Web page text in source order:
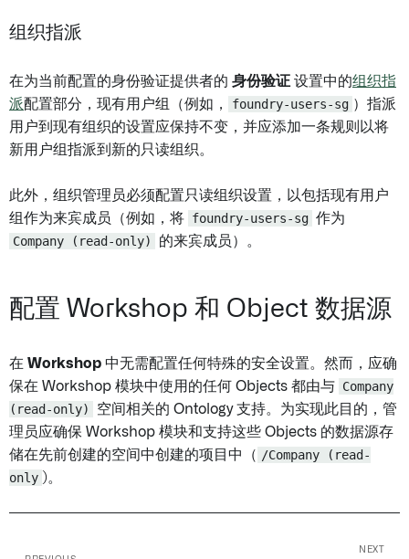
组织指派
在为当前配置的身份验证提供者的 身份验证 设置中的组织指
派配置部分，现有用户组（例如， foundry-users-sg ）指派
用户到现有组织的设置应保持不变，并应添加一条规则以将
新用户组指派到新的只读组织。
此外，组织管理员必须配置只读组织设置，以包括现有用户
组作为来宾成员（例如，将 foundry-users-sg 作为
Company (read-only)
的来宾成员）。
配置 Workshop 和 Object 数据源
在 Workshop 中无需配置任何特殊的安全设置。然而，应确
保在 Workshop 模块中使用的任何 Objects 都由与 Company
(read-only)
空间相关的 Ontology 支持。为实现此目的，管
理员应确保 Workshop 模块和支持这些 Objects 的数据源存
储在先前创建的空间中创建的项目中（ /Company (read-
only )。
NEXT